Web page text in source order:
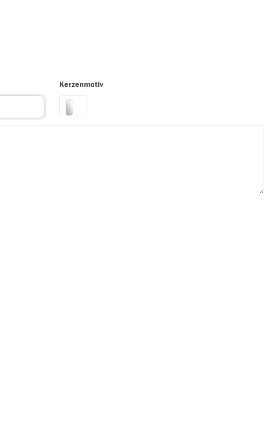
Kerzenmotiv